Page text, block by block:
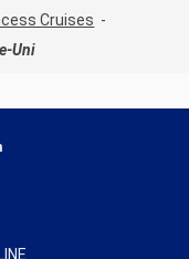
Cruises
Uni